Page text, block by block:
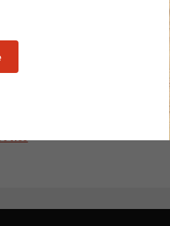
Zobrazit
Viking nově v